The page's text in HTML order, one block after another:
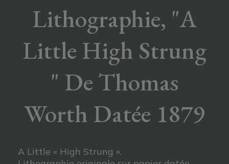
Lithographie, "A
Little High Strung
" De Thomas
Worth Datée 1879
A Little « High Strung ».